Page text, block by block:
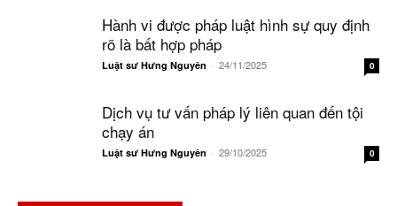
Hành vi được pháp luật hình sự quy định
rõ là bất hợp pháp
Luật sư Hưng Nguyên - 24/11/2025 0
Dịch vụ tư vấn pháp lý liên quan đến tội
chạy án
Luật sư Hưng Nguyên - 29/10/2025 0